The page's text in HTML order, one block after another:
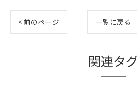
< 前のページ 一覧に戻る
関連タグ